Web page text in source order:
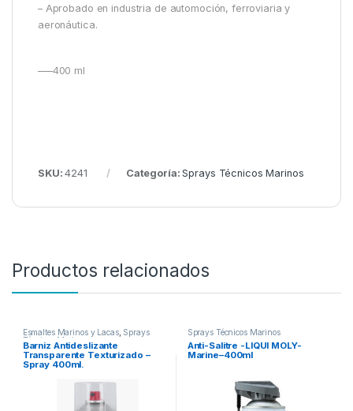
– Aprobado en industria de automoción, ferroviaria y
aeronáutica.
—–400 ml
SKU:4241 Categoría:Sprays Técnicos Marinos
Productos relacionados
Esmaltes Marinos y Lacas, Sprays
Técnicos Marinos
Barniz Antideslizante
Transparente Texturizado –
Spray 400ml.
Sprays Técnicos Marinos
Anti-Salitre -LIQUI MOLY-
Marine–400ml